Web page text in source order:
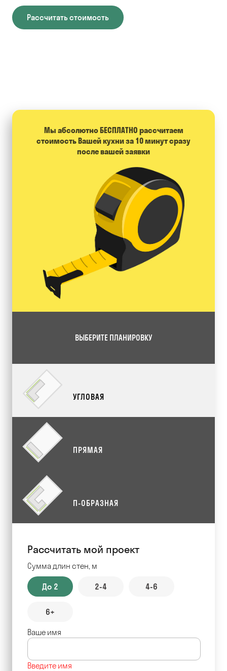
Рассчитать стоимость
Мы абсолютно БЕСПЛАТНО расcчитаем
стоимость Вашей кухни за 10 минут сразу
после вашей заявки
ВЫБЕРИТЕ ПЛАНИРОВКУ
УГЛОВАЯ
ПРЯМАЯ
П-ОБРАЗНАЯ
Рассчитать мой проект
Сумма длин стен, м
До 2 2-4 4-6
6+
Ваше имя
Введите имя